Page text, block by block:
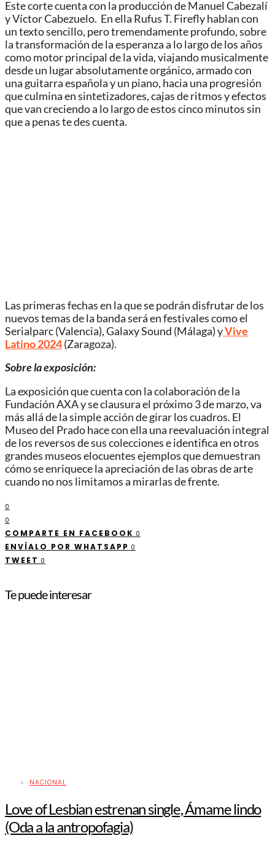
Este corte cuenta con la producción de Manuel Cabezalí
y Víctor Cabezuelo. En ella Rufus T. Firefly hablan con
un texto sencillo, pero tremendamente profundo, sobre
la transformación de la esperanza a lo largo de los años
como motor principal de la vida, viajando musicalmente
desde un lugar absolutamente orgánico, armado con
una guitarra española y un piano, hacia una progresión
que culmina en sintetizadores, cajas de ritmos y efectos
que van creciendo a lo largo de estos cinco minutos sin
que a penas te des cuenta.
Las primeras fechas en la que se podrán disfrutar de los
nuevos temas de la banda será en festivales como el
Serialparc (Valencia), Galaxy Sound (Málaga) yVive
Latino 2024(Zaragoza).
Sobre la exposición:
La exposición que cuenta con la colaboración de la
Fundación AXA y se clausura el próximo 3 de marzo, va
más allá de la simple acción de girar los cuadros. El
Museo del Prado hace con ella una reevaluación integral
de los reversos de sus colecciones e identifica en otros
grandes museos elocuentes ejemplos que demuestran
cómo se enriquece la apreciación de las obras de arte
cuando no nos limitamos a mirarlas de frente.
0
0
COMPARTE EN FACEBOOK 0
ENVÍALO POR WHATSAPP 0
TWEET 0
Te puede interesar
NACIONAL
Love of Lesbian estrenan single, Ámame lindo
(Oda a la antropofagia)